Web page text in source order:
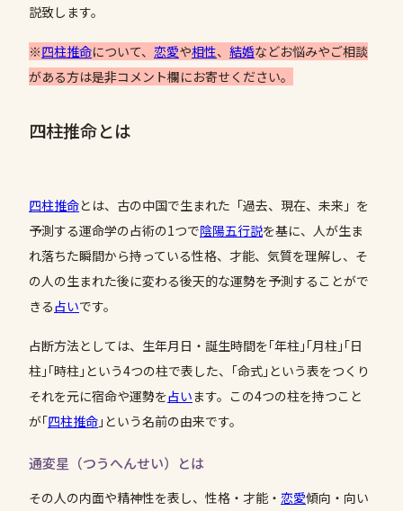
説致します。
※四柱推命について、 恋愛や相性、 結婚などお悩みやご相談
がある方は是非コメント欄にお寄せください。
四柱推命とは
四柱推命とは、古の中国で生まれた「過去、現在、未来」を
予測する運命学の占術の1つで陰陽五行説を基に、人が生ま
れ落ちた瞬間から持っている性格、才能、気質を理解し、そ
の人の生まれた後に変わる後天的な運勢を予測することがで
きる占いです。
占断方法としては、生年月日・誕生時間を｢年柱｣｢月柱｣｢日
柱｣｢時柱｣という4つの柱で表した、｢命式｣という表をつくり
それを元に宿命や運勢を占います。この4つの柱を持つこと
が｢四柱推命 ｣という名前の由来です。
通変星（つうへんせい）とは
その人の内面や精神性を表し、性格・才能・ 恋愛傾向・向い